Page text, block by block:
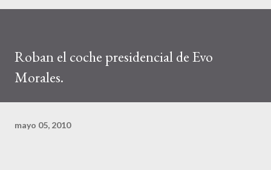
Roban el coche presidencial de Evo
Morales.
mayo 05, 2010